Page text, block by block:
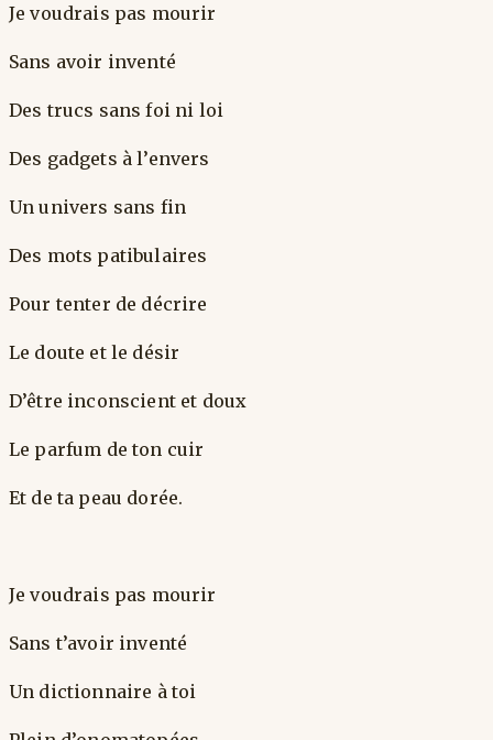
Je voudrais pas mourir
Sans avoir inventé
Des trucs sans foi ni loi
Des gadgets à l’envers
Un univers sans fin
Des mots patibulaires
Pour tenter de décrire
Le doute et le désir
D’être inconscient et doux
Le parfum de ton cuir
Et de ta peau dorée.
Je voudrais pas mourir
Sans t’avoir inventé
Un dictionnaire à toi